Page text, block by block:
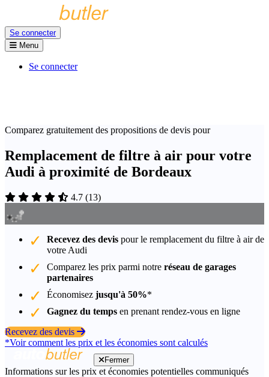
Se connecter
Menu
Se connecter
Comparez gratuitement des propositions de devis pour
Remplacement de filtre à air pour votre
Audi à proximité de Bordeaux
4.7 (13)
Recevez des devis pour le remplacement du filtre à air de
votre Audi
Comparez les prix parmi notre réseau de garages
partenaires
Économisez jusqu'à 50%*
Gagnez du temps en prenant rendez-vous en ligne
Recevez des devis
*Voir comment les prix et les économies sont calculés
Fermer
Informations sur les prix et économies potentielles communiqués